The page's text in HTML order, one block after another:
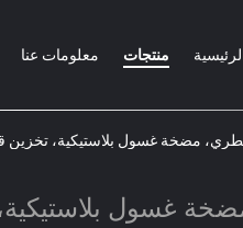
منتجات معلومات عنا
مضخة غسول بلاستيكية، تخزين
غسول